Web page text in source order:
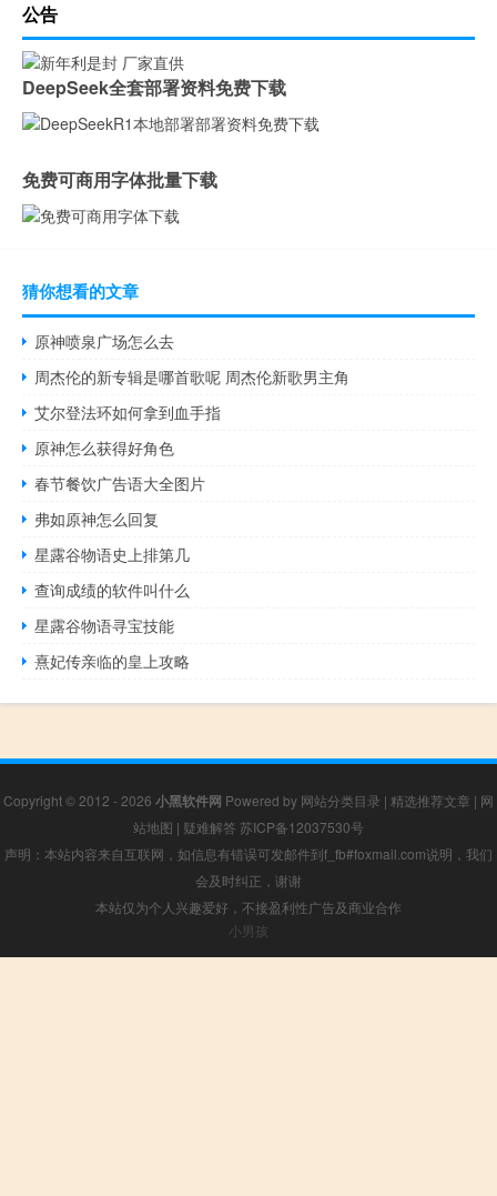
公告
DeepSeek全套部署资料免费下载
免费可商用字体批量下载
猜你想看的文章
原神喷泉广场怎么去
周杰伦的新专辑是哪首歌呢 周杰伦新歌男主角
艾尔登法环如何拿到血手指
原神怎么获得好角色
春节餐饮广告语大全图片
弗如原神怎么回复
星露谷物语史上排第几
查询成绩的软件叫什么
星露谷物语寻宝技能
熹妃传亲临的皇上攻略
Copyright © 2012 - 2026 小黑软件网 Powered by 网站分类目录 | 精选推荐文章 | 网
站地图 | 疑难解答 苏ICP备12037530号
声明：本站内容来自互联网，如信息有错误可发邮件到f_fb#foxmail.com说明，我们
会及时纠正，谢谢
本站仅为个人兴趣爱好，不接盈利性广告及商业合作
小男孩